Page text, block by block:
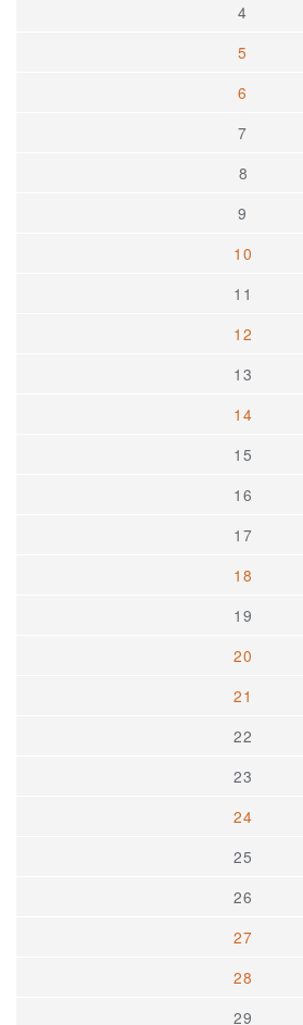
4
5
6
7
8
9
10
11
12
13
14
15
16
17
18
19
20
21
22
23
24
25
26
27
28
29